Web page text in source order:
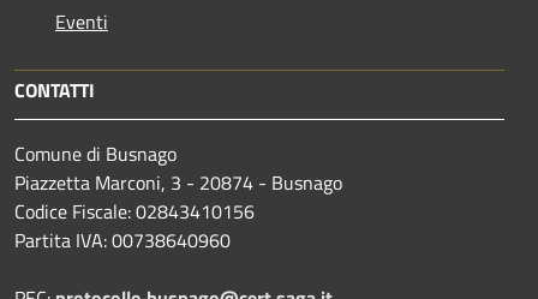
Eventi
CONTATTI
Comune di Busnago
Piazzetta Marconi, 3 - 20874 - Busnago
Codice Fiscale: 02843410156
Partita IVA: 00738640960